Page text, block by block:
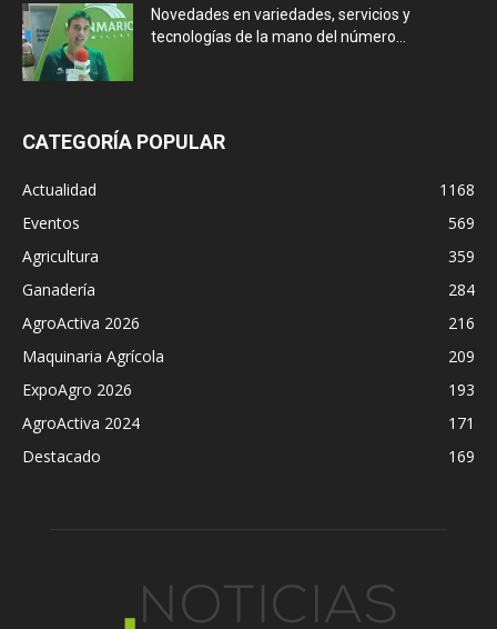
Novedades en variedades, servicios y
tecnologías de la mano del número...
CATEGORÍA POPULAR
Actualidad
1168
Eventos
569
Agricultura
359
Ganadería
284
AgroActiva 2026
216
Maquinaria Agrícola
209
ExpoAgro 2026
193
AgroActiva 2024
171
Destacado
169